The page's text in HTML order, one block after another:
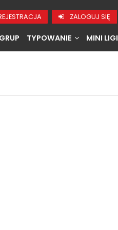
ZALOGUJ SIĘ
TYPOWANIE MINI LIGI